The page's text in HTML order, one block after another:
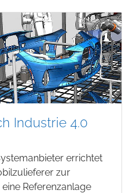
Industrie 4.0
errichtet
zur
Referenzanlage